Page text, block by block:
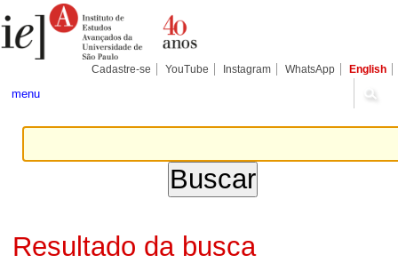
para
conteúdo.
Pessoais
Cadastre-se YouTube Instagram WhatsApp English
menu
Resultado da busca